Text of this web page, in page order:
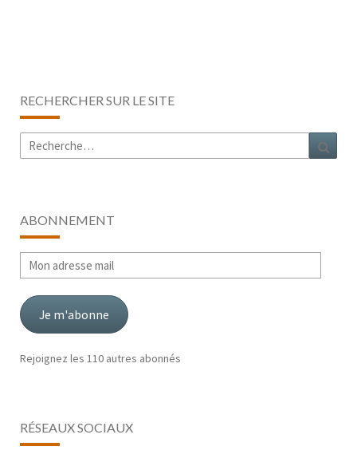
RECHERCHER SUR LE SITE
Rechercher :
ABONNEMENT
Mon
adresse
mail
Je m'abonne
Rejoignez les 110 autres abonnés
RÉSEAUX SOCIAUX